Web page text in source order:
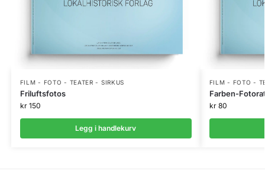
FILM - FOTO - TEATER - SIRKUS
Friluftsfotos
kr150
Legg i handlekurv
FILM - FOTO -
Farben-
kr80